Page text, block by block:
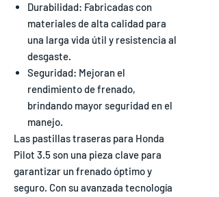
Durabilidad: Fabricadas con
materiales de alta calidad para
una larga vida útil y resistencia al
desgaste.
Seguridad: Mejoran el
rendimiento de frenado,
brindando mayor seguridad en el
manejo.
Las pastillas traseras para Honda
Pilot 3.5 son una pieza clave para
garantizar un frenado óptimo y
seguro. Con su avanzada tecnología